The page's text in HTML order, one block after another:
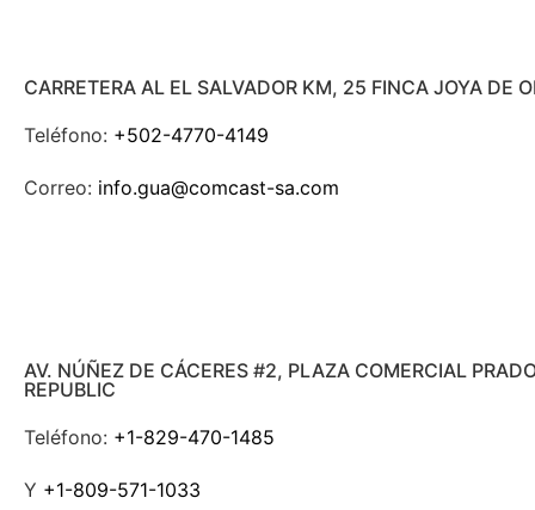
CARRETERA AL EL SALVADOR KM, 25 FINCA JOYA DE
Teléfono: +502-4770-4149
Correo: info.gua@comcast-sa.com
AV. NÚÑEZ DE CÁCERES #2, PLAZA COMERCIAL
REPUBLIC
Teléfono: +1-829-470-1485
Y +1-809-571-1033